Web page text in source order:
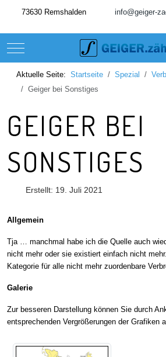
73630 Remshalden info@geiger-
Mobile Menu Toggle
Aktuelle Seite: Startseite Spezial
Geiger bei Sonstiges
GEIGER BEI
SONSTIGES
Erstellt: 19. Juli 2021
Allgemein
Tja … manchmal habe ich die Quelle auch
nicht mehr oder sie existiert einfach nicht
Kategorie für alle nicht mehr zuordenbare
Galerie
Zur besseren Darstellung können Sie durch
entsprechenden Vergrößerungen der Grafiken